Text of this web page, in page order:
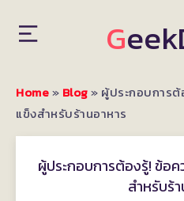
Home» Blog» ผู้ประกอบการต้
แข็งสำหรับร้านอาหาร
ผู้ประกอบการต้องรู้! ข้อค
สำหรับร้